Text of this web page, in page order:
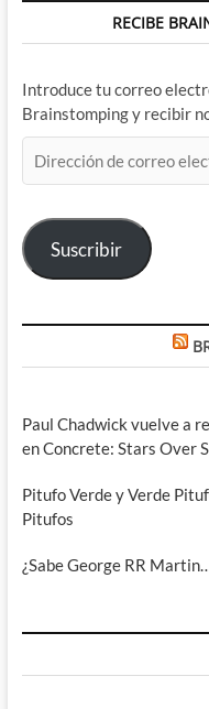
RECIBE
Introduce tu correo
Brainstomping y recibir
de
electrónico
Suscribir
Paul Chadwick vuelve a
en Concrete: Stars Over
Pitufo Verde y Verde
Pitufos
¿Sabe George RR